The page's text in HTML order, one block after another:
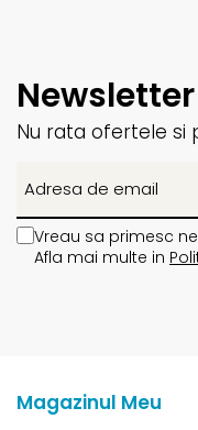
Newsletter
Nu rata ofertele si
Vreau sa primesc
Afla mai multe in
Magazinul Meu